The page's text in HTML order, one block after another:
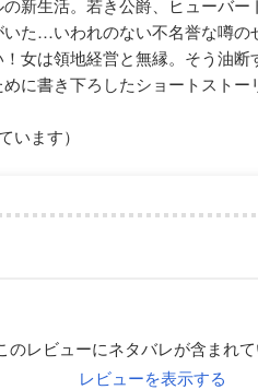
た…いわれのない不名誉な噂
！女は領地経営と無縁。そう
に書き下ろしたショートストー
います）
のレビューにネタバレが含まれて
レビューを表示する